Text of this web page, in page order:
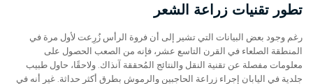
تطور تقنيات زراعة الشعر
رغم وجود بعض البيانات التي تشير إلى أن فروة الرأس زُرِعت لأول مرة في
المنطقة الصلعاء في القرن التاسع عشر، فإنه من الصعب الحصول على
معلومات مفصلة عن تقنية النقل والنتائج المُحققة آنذاك. ولاحقًا، حاول طبيب
جلدية في اليابان إجراء زراعة الحاجبين والرموش بطرق أكثر حداثة. غير أنه في